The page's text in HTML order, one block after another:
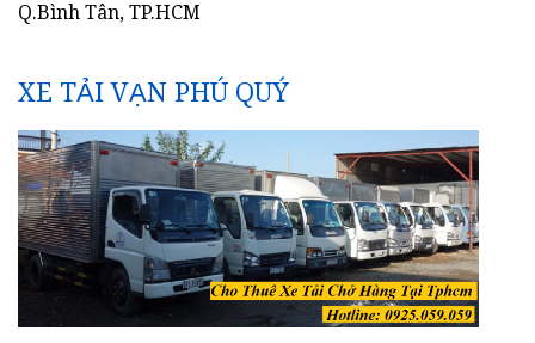
Q.Bình Tân, TP.HCM
XE TẢI VẠN PHÚ QUÝ